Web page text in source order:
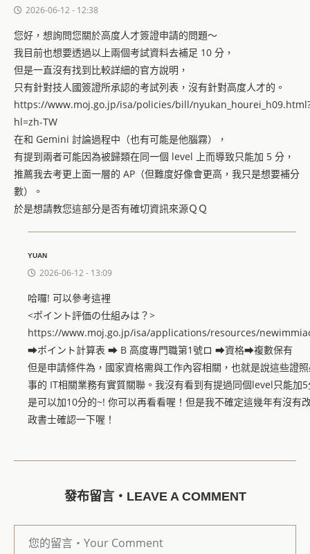
2026-06-12 - 12:38
您好，想詢問您關於高度人才簽證申請的問題～
我目前也想要透過以上兩個考試資料去補足 10 分，
但是一直沒有找到比較詳細的官方說明，
只有針對技人國簽證所承認的考試列表，沒有針對高度人才的。
https://www.moj.go.jp/isa/policies/bill/
hl=zh-TW
在和 Gemini 討論過程中（也有可能是他腦霧），
有提到兩者可能因為被歸類在同一個 level 上而導致只能加 5 分，
推薦我去考更上面一層的 AP（但難度好像會更高，我只是想要補分
數）。
於是想請教您這部分是否有確切資訊來源ＱＱ
YUAN
2026-06-12 - 13:09
哈囉! 可以參考這裡
<ポイント評価の仕組みは？>
https://www.moj.go.jp/isa/applications/resources/
➡ポイント計算表 ➡ B 高度專門職第1號ロ ➡資格➡複數保有
但是申請條件為，國家資格需與工作內容相關，也就是說這些證
事的 IT相關業務有實質關聯。我沒有看到有提過同個level只能加
是可以加10分的~! 你可以再看看喔！但是我不確定這幾年有沒有
政書士確認一下喔！
發布留言・LEAVE A COMMENT